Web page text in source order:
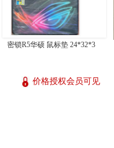
密锁R5华硕 鼠标垫 24*32*3
价格授权会员可见